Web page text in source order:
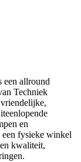
een allround
Techniek
en
een fysieke winkel
kwaliteit,